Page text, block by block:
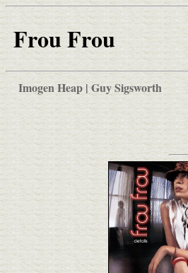
Frou Frou
Imogen Heap | Guy Sigsworth